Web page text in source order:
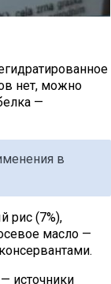
нет, можно
—
в
рис (7%),
масло —
источники